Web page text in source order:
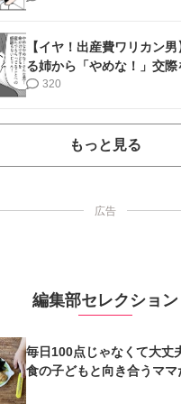
【イヤ！出産費ワリカン
る姉から「やめな！」交際
第12話＞#4コマ母道場
320
もっと見る
広告
編集部セレクション
毎日100点じゃなくて大丈
食の子どもと向き合うママ